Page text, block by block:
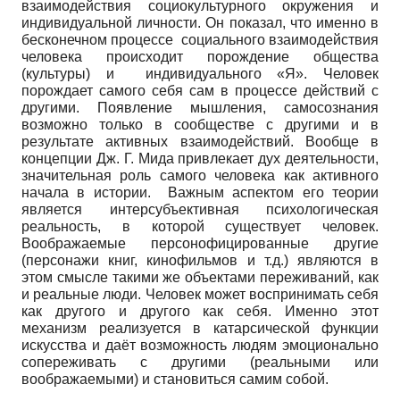
взаимодействия социокультурного окружения и
индивидуальной личности. Он показал, что именно в
бесконечном процессе социального взаимодействия
человека происходит порождение общества
(культуры) и индивидуального «Я». Человек
порождает самого себя сам в процессе действий с
другими. Появление мышления, самосознания
возможно только в сообществе с другими и в
результате активных взаимодействий. Вообще в
концепции Дж. Г. Мида привлекает дух деятельности,
значительная роль самого человека как активного
начала в истории. Важным аспектом его теории
является интерсубъективная психологическая
реальность, в которой существует человек.
Воображаемые персонофицированные другие
(персонажи книг, кинофильмов и т.д.) являются в
этом смысле такими же объектами переживаний, как
и реальные люди. Человек может воспринимать себя
как другого и другого как себя. Именно этот
механизм реализуется в катарсической функции
искусства и даёт возможность людям эмоционально
сопереживать с другими (реальными или
воображаемыми) и становиться самим собой.